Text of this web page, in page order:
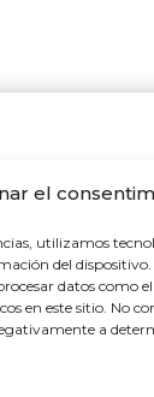
el
utilizamos
del
datos como
en este sitio. No
a
14,